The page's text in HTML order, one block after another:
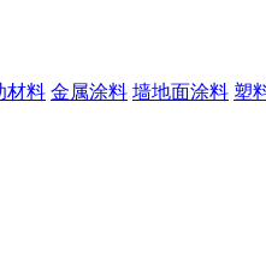
材料 金属涂料 墙地面涂料 塑